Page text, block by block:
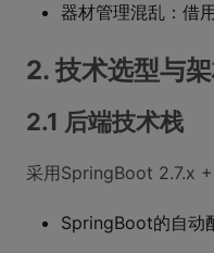
器材管理混乱：借
2. 技术选型与
2.1 后端技术栈
采用SpringBoot 2.7.x
SpringBoot的自动